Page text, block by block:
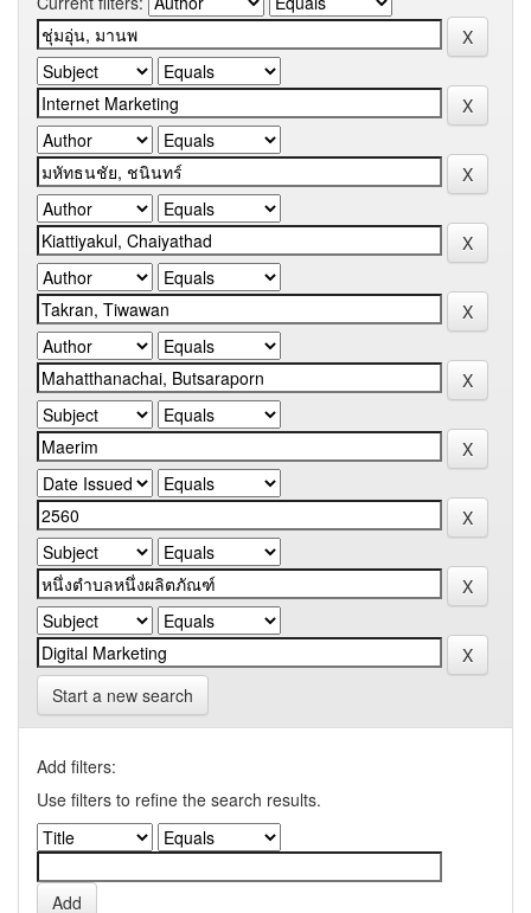
Start a new search
Add filters:
Use filters to refine the search results.